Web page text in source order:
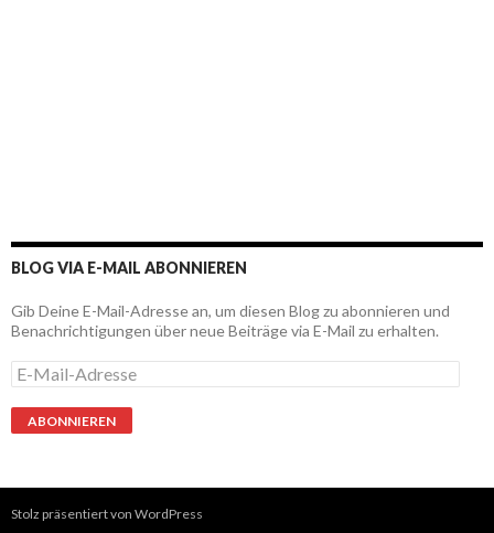
BLOG VIA E-MAIL ABONNIEREN
Gib Deine E-Mail-Adresse an, um diesen Blog zu abonnieren und
Benachrichtigungen über neue Beiträge via E-Mail zu erhalten.
E
-
M
a
-
A
Stolz präsentiert von WordPress